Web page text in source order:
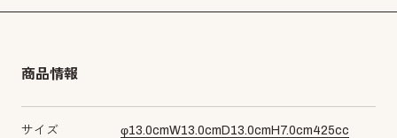
商品情報
サイズ φ13.0cmW13.0cm D13.0cm H 7.0cm425cc